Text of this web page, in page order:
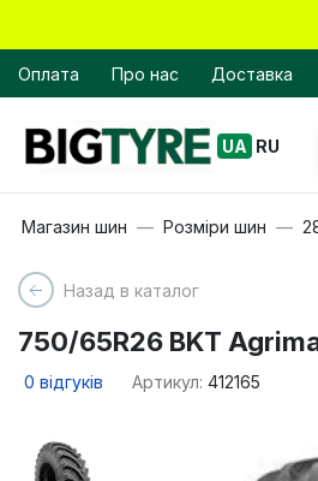
Оплата Про нас Доставка
UA RU
Магазин шин Розміри шин
Назад в каталог
750/65R26 BKT
0 відгуків Артикул: 412165